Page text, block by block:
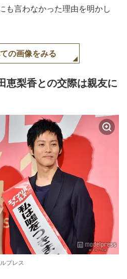
も言わなかった理由を明かし
の画像をみる
恵梨香との交際は親友に
プレス